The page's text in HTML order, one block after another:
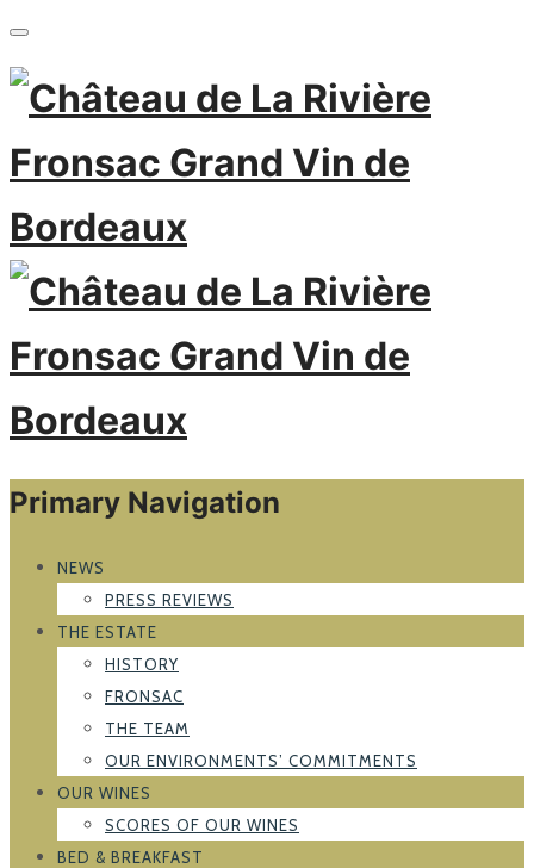
Primary Navigation
NEWS
PRESS REVIEWS
THE ESTATE
HISTORY
FRONSAC
THE TEAM
OUR ENVIRONMENTS’ COMMITMENTS
OUR WINES
SCORES OF OUR WINES
BED & BREAKFAST